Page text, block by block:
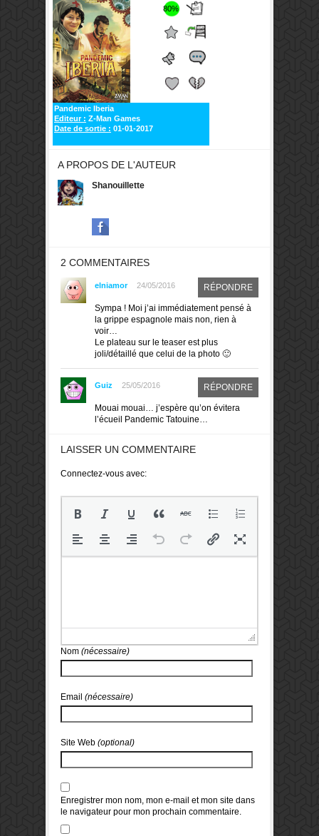
80%
Pandemic Iberia
Editeur : Z-Man Games
Date de sortie : 01-01-2017
A PROPOS DE L'AUTEUR
Shanouillette
2 COMMENTAIRES
elniamor 24/05/2016 RÉPONDRE
Sympa ! Moi j’ai immédiatement pensé à
la grippe espagnole mais non, rien à
voir…
Le plateau sur le teaser est plus
joli/détaillé que celui de la photo 🙂
Guiz 25/05/2016 RÉPONDRE
Mouai mouai… j’espère qu’on évitera
l’écueil Pandemic Tatouine…
LAISSER UN COMMENTAIRE
Connectez-vous avec:
Nom (nécessaire)
Email (nécessaire)
Site Web (optional)
Enregistrer mon nom, mon e-mail et mon site dans
le navigateur pour mon prochain commentaire.